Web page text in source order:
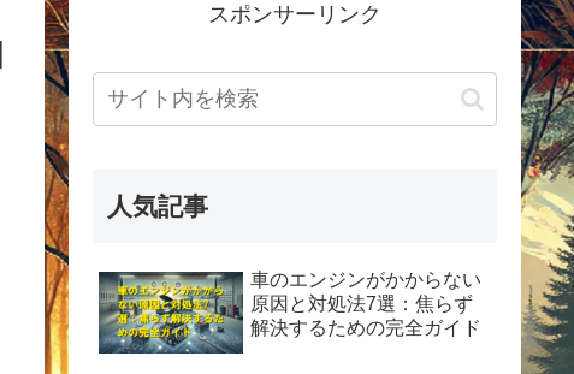
スポンサーリンク
人気記事
車のエンジンがかからない
原因と対処法7選：焦らず
解決するための完全ガイド